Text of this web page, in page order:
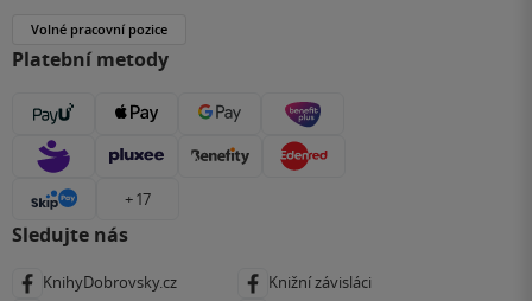
Volné pracovní pozice
Platební metody
+ 17
Sledujte nás
KnihyDobrovsky.cz
Knižní závisláci